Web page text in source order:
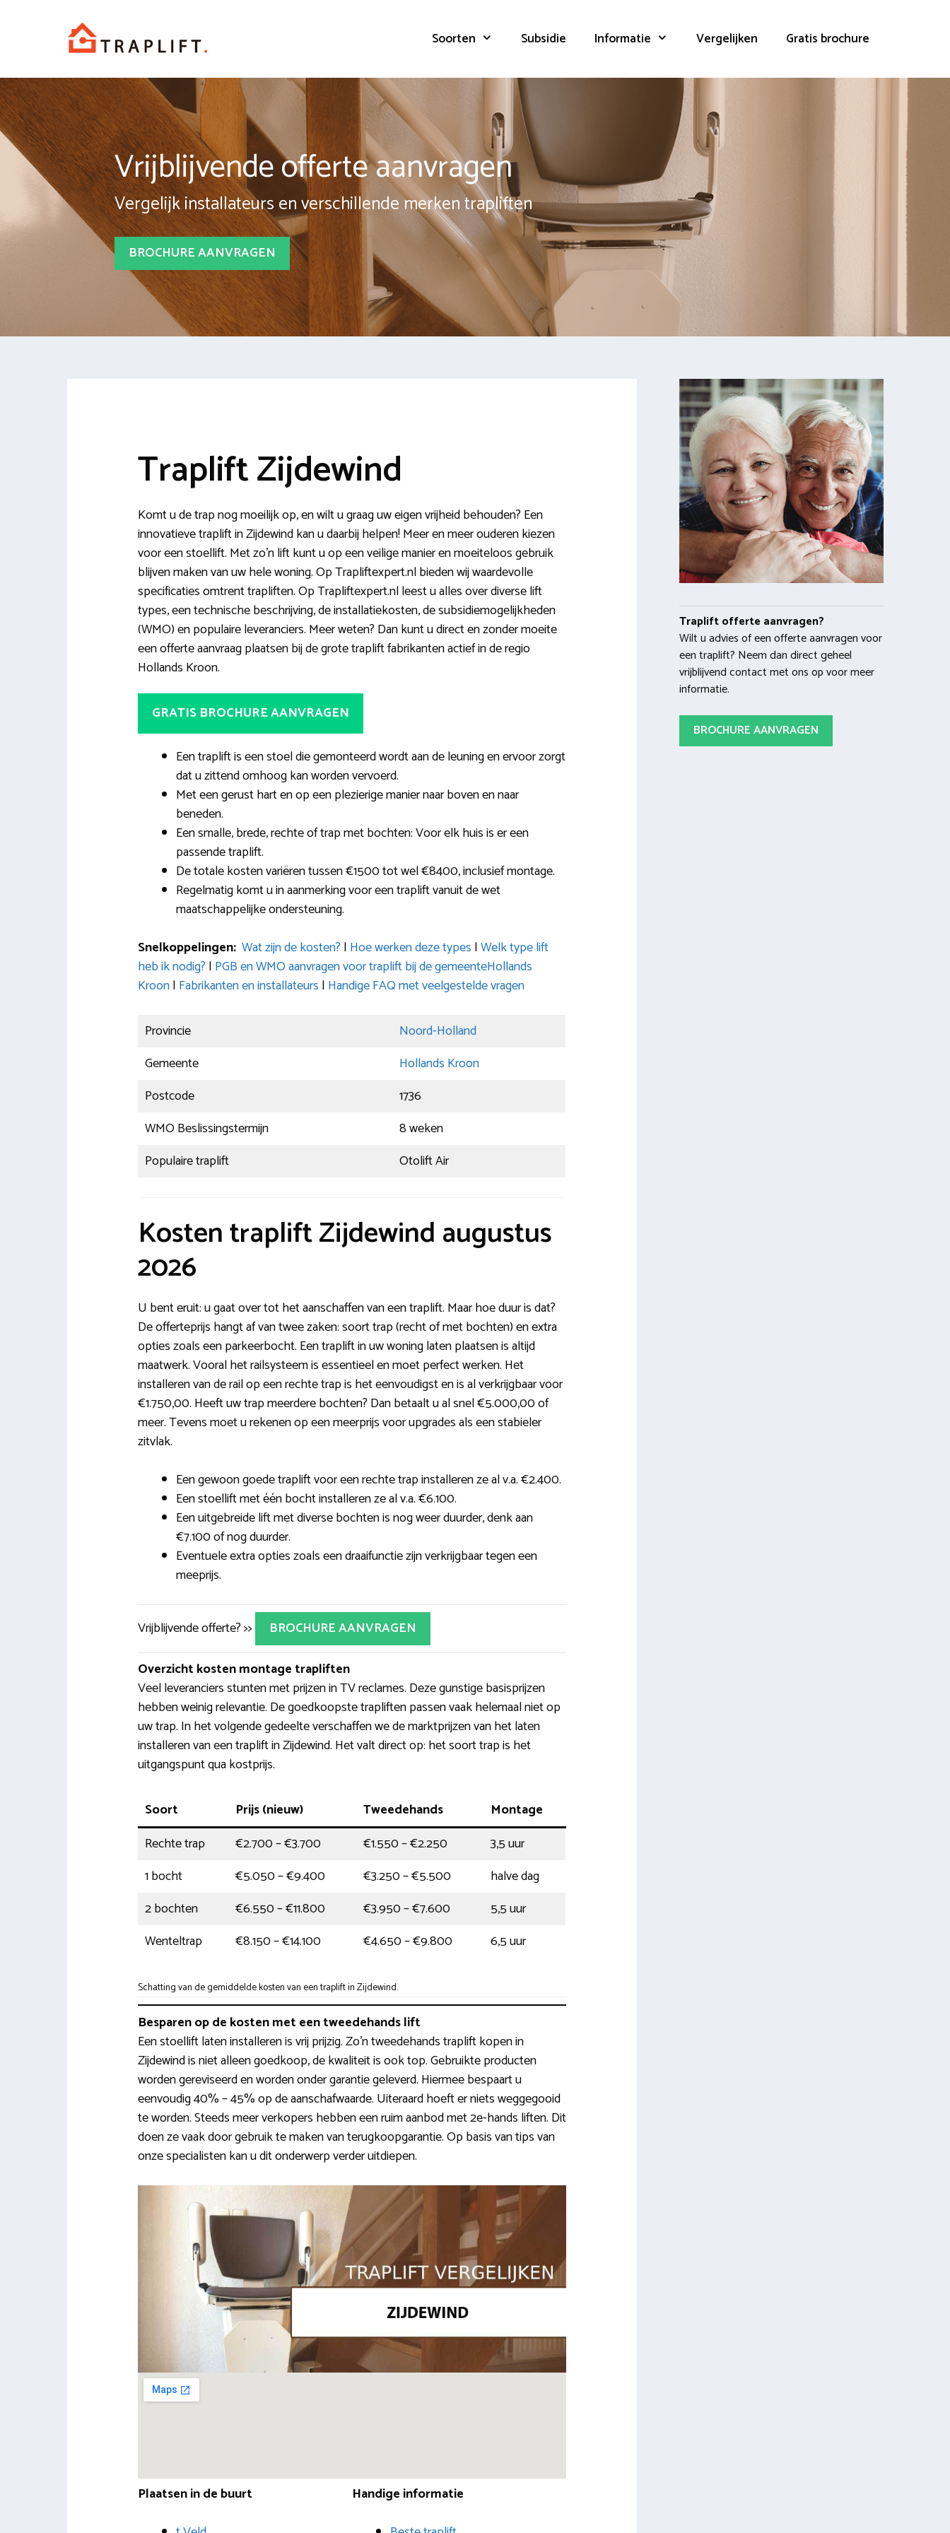
Soorten Subsidie Informatie Vergelijken Gratis brochure
Vrijblijvende offerte aanvragen
Vergelijk installateurs en verschillende merken trapliften
BROCHURE AANVRAGEN
Traplift Zijdewind
Komt u de trap nog moeilijk op, en wilt u graag uw eigen vrijheid behouden? Een
innovatieve traplift in Zijdewind kan u daarbij helpen! Meer en meer ouderen kiezen
voor een stoellift. Met zo’n lift kunt u op een veilige manier en moeiteloos gebruik
blijven maken van uw hele woning. Op Trapliftexpert.nl bieden wij waardevolle
specificaties omtrent trapliften. Op Trapliftexpert.nl leest u alles over diverse lift
types, een technische beschrijving, de installatiekosten, de subsidiemogelijkheden
(WMO) en populaire leveranciers. Meer weten? Dan kunt u direct en zonder moeite
een offerte aanvraag plaatsen bij de grote traplift fabrikanten actief in de regio
Hollands Kroon.
GRATIS BROCHURE AANVRAGEN
Een traplift is een stoel die gemonteerd wordt aan de leuning en ervoor zorgt
dat u zittend omhoog kan worden vervoerd.
Met een gerust hart en op een plezierige manier naar boven en naar
beneden.
Een smalle, brede, rechte of trap met bochten: Voor elk huis is er een
passende traplift.
De totale kosten variëren tussen €1500 tot wel €8400, inclusief montage.
Regelmatig komt u in aanmerking voor een traplift vanuit de wet
maatschappelijke ondersteuning.
Snelkoppelingen: Wat zijn de kosten? | Hoe werken deze types |Welk type lift
heb ik nodig? | PGB en WMO aanvragen voor traplift bij de gemeenteHollands
Kroon| Fabrikanten en installateurs | Handige FAQ met veelgestelde vragen
Provincie
Noord-Holland
Gemeente
Hollands Kroon
Postcode
1736
WMO Beslissingstermijn
8 weken
Populaire traplift
Otolift Air
Kosten traplift Zijdewind augustus
2026
U bent eruit: u gaat over tot het aanschaffen van een traplift. Maar hoe duur is dat?
De offerteprijs hangt af van twee zaken: soort trap (recht of met bochten) en extra
opties zoals een parkeerbocht. Een traplift in uw woning laten plaatsen is altijd
maatwerk. Vooral het railsysteem is essentieel en moet perfect werken. Het
installeren van de rail op een rechte trap is het eenvoudigst en is al verkrijgbaar voor
€1.750,00. Heeft uw trap meerdere bochten? Dan betaalt u al snel €5.000,00 of
meer. Tevens moet u rekenen op een meerprijs voor upgrades als een stabieler
zitvlak.
Een gewoon goede traplift voor een rechte trap installeren ze al v.a. €2.400.
Een stoellift met één bocht installeren ze al v.a. €6.100.
Een uitgebreide lift met diverse bochten is nog weer duurder, denk aan
€7.100 of nog duurder.
Eventuele extra opties zoals een draaifunctie zijn verkrijgbaar tegen een
meeprijs.
Vrijblijvende offerte? >>
BROCHURE AANVRAGEN
Overzicht kosten montage trapliften
Veel leveranciers stunten met prijzen in TV reclames. Deze gunstige basisprijzen
hebben weinig relevantie. De goedkoopste trapliften passen vaak helemaal niet op
uw trap. In het volgende gedeelte verschaffen we de marktprijzen van het laten
installeren van een traplift in Zijdewind. Het valt direct op: het soort trap is het
uitgangspunt qua kostprijs.
Soort Prijs (nieuw) Tweedehands
Montage
Rechte trap
€2.700 – €3.700 €1.550 – €2.250
3,5 uur
1 bocht
€5.050 – €9.400 €3.250 – €5.500
halve dag
2 bochten
€6.550 – €11.800 €3.950 – €7.600
5,5 uur
Wenteltrap
€8.150 – €14.100 €4.650 – €9.800 6,5 uur
Schatting van de gemiddelde kosten van een traplift in Zijdewind.
Besparen op de kosten met een tweedehands lift
Een stoellift laten installeren is vrij prijzig. Zo’n tweedehands traplift kopen in
Zijdewind is niet alleen goedkoop, de kwaliteit is ook top. Gebruikte producten
worden gereviseerd en worden onder garantie geleverd. Hiermee bespaart u
eenvoudig 40% – 45% op de aanschafwaarde. Uiteraard hoeft er niets weggegooid
te worden. Steeds meer verkopers hebben een ruim aanbod met 2e-hands liften. Dit
doen ze vaak door gebruik te maken van terugkoopgarantie. Op basis van tips van
onze specialisten kan u dit onderwerp verder uitdiepen.
Plaatsen in de buurt
Handige informatie
Traplift offerte aanvragen?
Wilt u advies of een offerte aanvragen voor
een traplift? Neem dan direct geheel
vrijblijvend contact met ons op voor meer
informatie.
BROCHURE AANVRAGEN